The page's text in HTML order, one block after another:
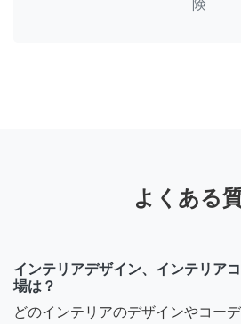
険
よくある
インテリアデザイン、インテリア
場は？
どのインテリアのデザインやコー